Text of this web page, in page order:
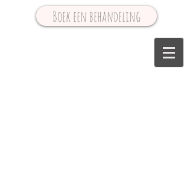
Boek een behandeling